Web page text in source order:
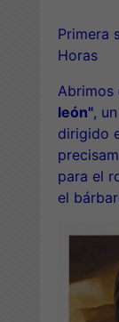
Primera
Horas
Abrimos
león",
dirigido
para el
el